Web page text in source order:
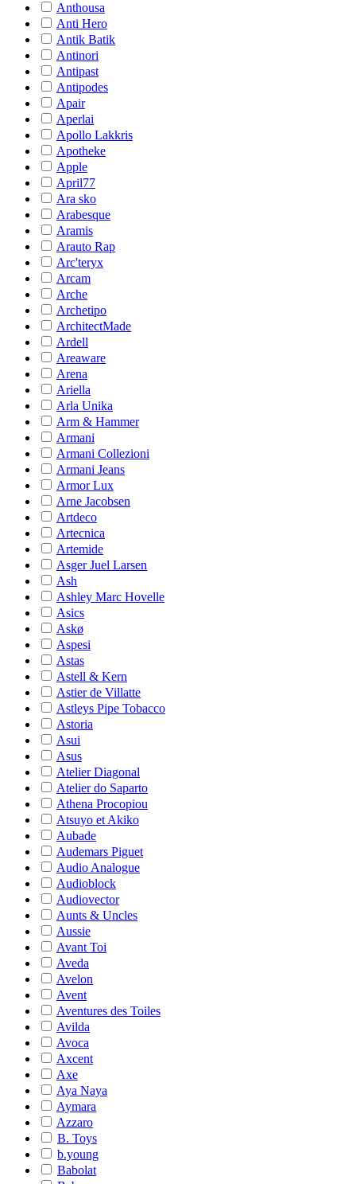
Anthousa
Anti Hero
Antik Batik
Antinori
Antipast
Antipodes
Apair
Aperlai
Apollo Lakkris
Apotheke
Apple
April77
Ara sko
Arabesque
Aramis
Arauto Rap
Arc'teryx
Arcam
Arche
Archetipo
ArchitectMade
Ardell
Areaware
Arena
Ariella
Arla Unika
Arm & Hammer
Armani
Armani Collezioni
Armani Jeans
Armor Lux
Arne Jacobsen
Artdeco
Artecnica
Artemide
Asger Juel Larsen
Ash
Ashley Marc Hovelle
Asics
Askø
Aspesi
Astas
Astell & Kern
Astier de Villatte
Astleys Pipe Tobacco
Astoria
Asui
Asus
Atelier Diagonal
Atelier do Saparto
Athena Procopiou
Atsuyo et Akiko
Aubade
Audemars Piguet
Audio Analogue
Audioblock
Audiovector
Aunts & Uncles
Aussie
Avant Toi
Aveda
Avelon
Avent
Aventures des Toiles
Avilda
Avoca
Axcent
Axe
Aya Naya
Aymara
Azzaro
B. Toys
b.young
Babolat